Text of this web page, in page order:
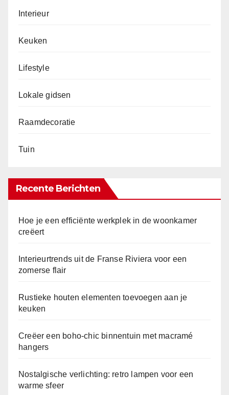
Interieur
Keuken
Lifestyle
Lokale gidsen
Raamdecoratie
Tuin
Recente Berichten
Hoe je een efficiënte werkplek in de woonkamer
creëert
Interieurtrends uit de Franse Riviera voor een
zomerse flair
Rustieke houten elementen toevoegen aan je
keuken
Creëer een boho-chic binnentuin met macramé
hangers
Nostalgische verlichting: retro lampen voor een
warme sfeer